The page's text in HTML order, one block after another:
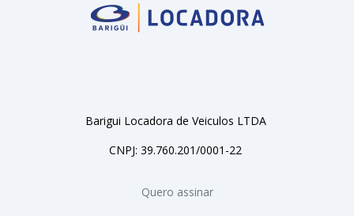
Barigui Locadora de Veiculos LTDA
CNPJ: 39.760.201/0001-22
Quero assinar